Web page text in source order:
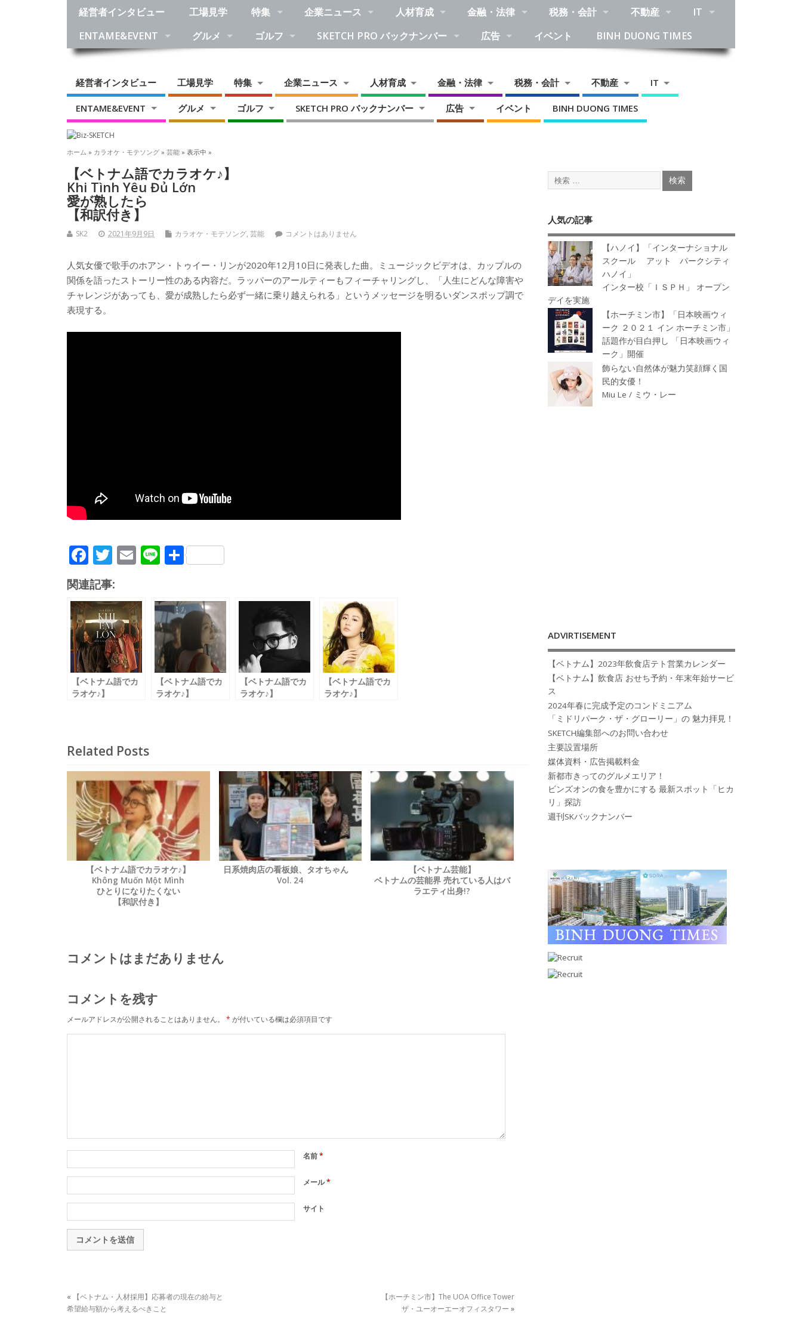
経営者インタビュー 工場見学 特集 企業ニュース 人材育成 金融・法律 税務・会計 不動産
IT
ENTAME&EVENT
グルメ ゴルフ SKETCH PRO バックナンバー 広告 イベント BINH DUONG TIMES
経営者インタビュー 工場見学 特集 企業ニュース 人材育成 金融・法律 税務・会計 不動産 IT
ENTAME&EVENT グルメ ゴルフ SKETCH PRO バックナンバー 広告 イベント BINH DUONG TIMES
ホーム » カラオケ・モテソング » 芸能 » 表示中 »
【ベトナム語でカラオケ♪】
Khi Tình Yêu Đủ Lớn
愛が熟したら
【和訳付き】
SK2 2021年9月9日 カラオケ・モテソング, 芸能 コメントはありません
人気女優で歌手のホアン・トゥイー・リンが2020年12月10日に発表した曲。ミュージックビデオは、カップルの
関係を語ったストーリー性のある内容だ。ラッパーのアールティーもフィーチャリングし、「人生にどんな障害や
チャレンジがあっても、愛が成熟したら必ず一緒に乗り越えられる」というメッセージを明るいダンスポップ調で
表現する。
F
ac
e
b
o
o
k
T
itt
er
E
l
Li 共
関連記事:
【ベトナム語でカ
ラオケ♪】
【ベトナム語でカ
ラオケ♪】
【ベトナム語でカ
ラオケ♪】
【ベトナム語でカ
ラオケ♪】
Related Posts
【ベトナム語でカラオケ♪】
Không Muốn Một Mình
ひとりになりたくない
【和訳付き】
日系焼肉店の看板娘、タオちゃん
Vol. 24
【ベトナム芸能】
ベトナムの芸能界 売れている人はバ
ラエティ出身!?
コメントはまだありません
コメントを残す
メールアドレスが公開されることはありません。 * が付いている欄は必須項目です
名前*
メール*
サイト
«
【ベトナム・人材採用】応募者の現在の給与と
希望給与額から考えるべきこと
【ホーチミン市】The UOA Office Tower
ザ・ユーオーエーオフィスタワー »
人気の記事
【ハノイ】「インターナショナル
スクール アット パークシティ
ハノイ」
インター校「ＩＳＰＨ」 オープン
デイを実施
【ホーチミン市】「日本映画ウィ
ーク ２０２１ イン ホーチミン市」
話題作が目白押し 「日本映画ウィ
ーク」開催
飾らない自然体が魅力笑顔輝く国
民的女優！
Miu Le / ミウ・レー
ADVIRTISEMENT
【ベトナム】2023年飲食店テト営業カレンダー
【ベトナム】飲食店 おせち予約・年末年始サービ
ス
2024年春に完成予定のコンドミニアム
「ミドリパーク・ザ・グローリー」の 魅力拝見！
SKETCH編集部へのお問い合わせ
主要設置場所
媒体資料・広告掲載料金
新都市きってのグルメエリア！
ビンズオンの食を豊かにする 最新スポット「ヒカ
リ」探訪
週刊SKバックナンバー